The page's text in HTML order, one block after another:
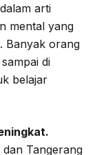
arti
mental yang
Banyak orang
di
belajar
Tangerang